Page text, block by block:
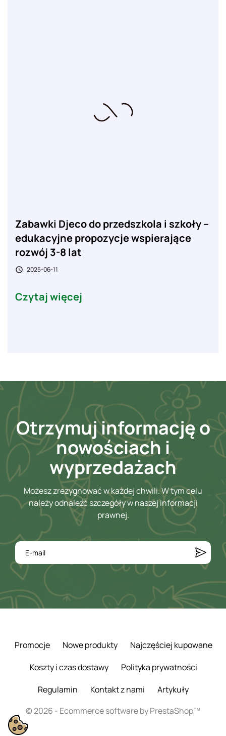
Zabawki Djeco do przedszkola i szkoły –
edukacyjne propozycje wspierające
rozwój 3-8 lat
 2025-06-11
Czytaj więcej
Otrzymuj informację o
nowościach i
wyprzedażach
Możesz zrezygnować w każdej chwili. W tym celu
należy odnaleźć szczegóły w naszej informacji
prawnej.
Promocje Nowe produkty
Najczęściej kupowane
Koszty i czas dostawy
Polityka prywatności
Regulamin
Kontakt z nami
Artykuły
© 2026 - Ecommerce software by PrestaShop™